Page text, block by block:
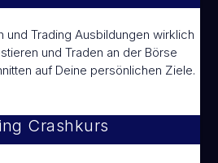
und Trading Ausbildungen wirklich
und Traden an der Börse
auf Deine persönlichen Ziele.
Crashkurs